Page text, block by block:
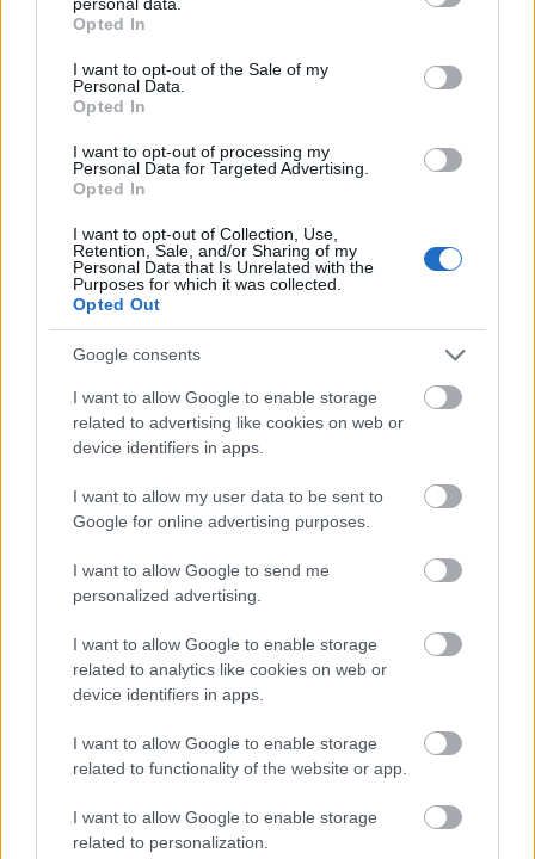
grant or deny consent to Google and its third-party tags to
use your data for below specified purposes in below Google
consent section.
Opted In
I want to opt-out of the Sale of my
Personal Data.
Opted In
I want to opt-out of processing my
Personal Data for Targeted Advertising.
Opted In
I want to opt-out of Collection, Use,
Retention, Sale, and/or Sharing of my
Personal Data that Is Unrelated with the
Purposes for which it was collected.
Opted Out
Google consents
I want to allow Google to enable storage
related to advertising like cookies on web or
device identifiers in apps.
I want to allow my user data to be sent to
Google for online advertising purposes.
I want to allow Google to send me
personalized advertising.
I want to allow Google to enable storage
related to analytics like cookies on web or
device identifiers in apps.
I want to allow Google to enable storage
related to functionality of the website or app.
I want to allow Google to enable storage
related to personalization.
Drog Lavór
VECSEI H. MIKLÓS A ZSÁMBÉKI NYÁRI
KELEMEN BARNABÁS: A FESZTIVÁL AKADÉMIA
BUDAPEST JUBILEUMI 10. ÉVADA